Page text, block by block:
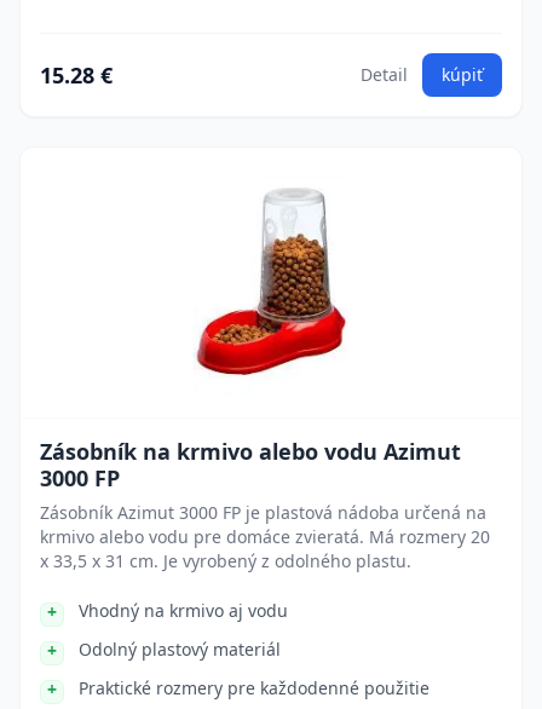
15.28 € Detail kúpiť
Zásobník na krmivo alebo vodu Azimut
3000 FP
Zásobník Azimut 3000 FP je plastová nádoba určená na
krmivo alebo vodu pre domáce zvieratá. Má rozmery 20
x 33,5 x 31 cm. Je vyrobený z odolného plastu.
Vhodný na krmivo aj vodu
Odolný plastový materiál
Praktické rozmery pre každodenné použitie